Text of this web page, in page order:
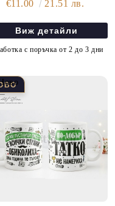
€11.00 21.51 лв.
Виж детайли
с поръчка от 2 до 3 дни